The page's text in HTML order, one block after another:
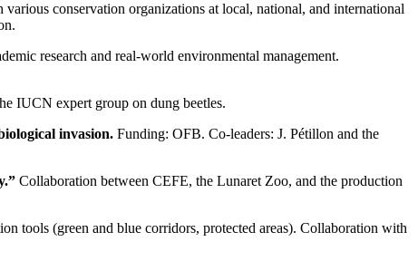
conservation organizations at local, national, and international
research and real-world environmental management.
IUCN expert group on dung beetles.
invasion. Funding: OFB. Co-leaders: J. Pétillon and the
Collaboration between CEFE, the Lunaret Zoo, and the production
tools (green and blue corridors, protected areas). Collaboration with